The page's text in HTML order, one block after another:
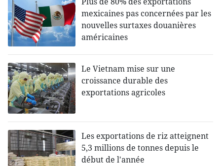
mexicaines pas concernées par les
nouvelles surtaxes douanières
américaines
Le Vietnam mise sur une
croissance durable des
exportations agricoles
Les exportations de riz atteignent
5,3 millions de tonnes depuis le
début de l'année